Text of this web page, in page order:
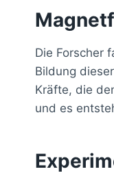
Die Forscher
Bildung
Kräfte, die
und es